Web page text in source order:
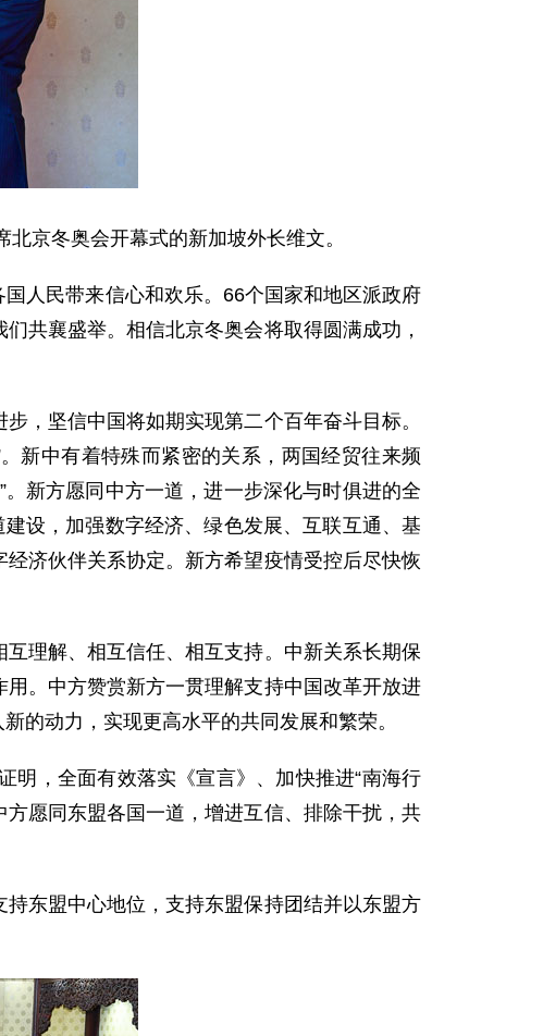
京冬奥会开幕式的新加坡外长维文。
人民带来信心和欢乐。66个国家和地区派政府
共襄盛举。相信北京冬奥会将取得圆满成功，
坚信中国将如期实现第二个百年奋斗目标。
新中有着特殊而紧密的关系，两国经贸往来频
新方愿同中方一道，进一步深化与时俱进的全
设，加强数字经济、绿色发展、互联互通、基
济伙伴关系协定。新方希望疫情受控后尽快恢
理解、相互信任、相互支持。中新关系长期保
。中方赞赏新方一贯理解支持中国改革开放进
的动力，实现更高水平的共同发展和繁荣。
明，全面有效落实《宣言》、加快推进“南海行
愿同东盟各国一道，增进互信、排除干扰，共
东盟中心地位，支持东盟保持团结并以东盟方